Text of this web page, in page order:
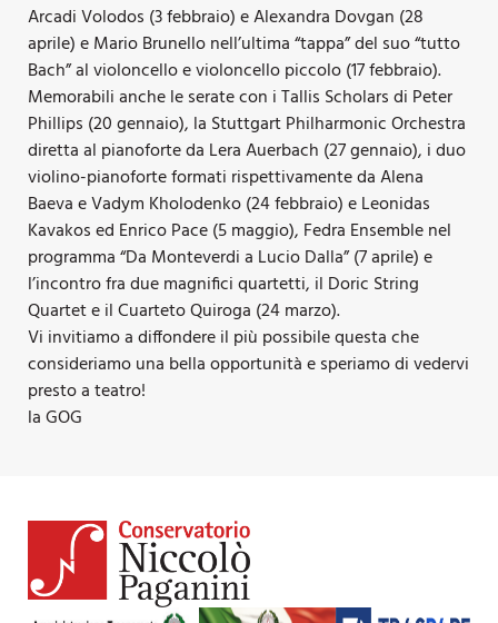
Arcadi Volodos (3 febbraio) e Alexandra Dovgan (28
aprile) e Mario Brunello nell’ultima “tappa” del suo “tutto
Bach” al violoncello e violoncello piccolo (17 febbraio).
Memorabili anche le serate con i Tallis Scholars di Peter
Phillips (20 gennaio), la Stuttgart Philharmonic Orchestra
diretta al pianoforte da Lera Auerbach (27 gennaio), i duo
violino-pianoforte formati rispettivamente da Alena
Baeva e Vadym Kholodenko (24 febbraio) e Leonidas
Kavakos ed Enrico Pace (5 maggio), Fedra Ensemble nel
programma “Da Monteverdi a Lucio Dalla” (7 aprile) e
l’incontro fra due magnifici quartetti, il Doric String
Quartet e il Cuarteto Quiroga (24 marzo).
Vi invitiamo a diffondere il più possibile questa che
consideriamo una bella opportunità e speriamo di vedervi
presto a teatro!
la GOG